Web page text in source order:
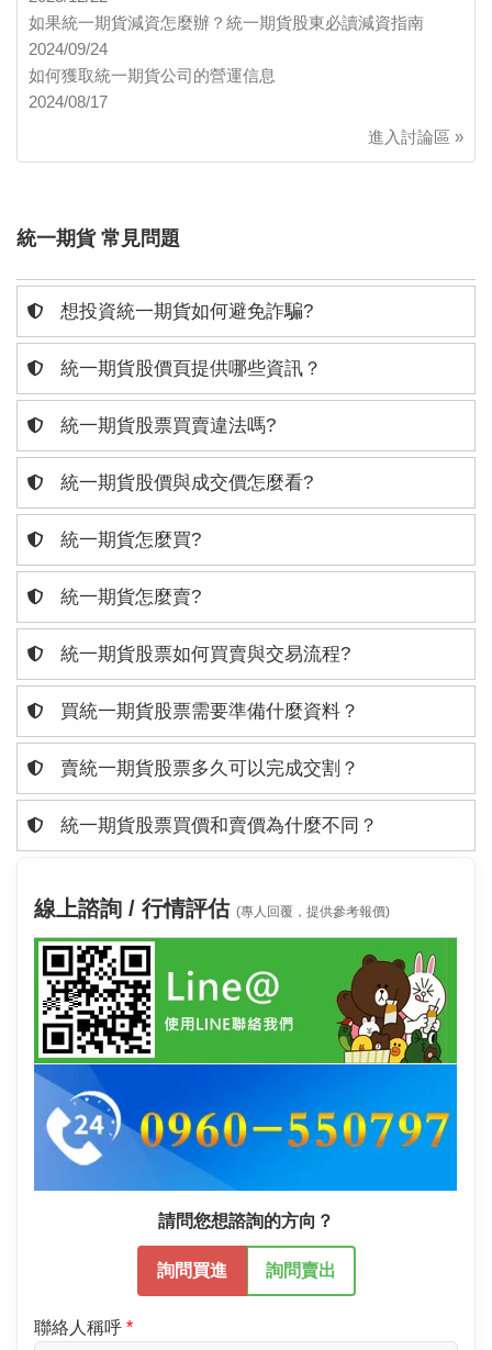
如果統一期貨減資怎麼辦？統一期貨股東必讀減資指南
2024/09/24
如何獲取統一期貨公司的營運信息
2024/08/17
進入討論區 »
統一期貨 常見問題
想投資統一期貨如何避免詐騙?
統一期貨股價頁提供哪些資訊？
統一期貨股票買賣違法嗎?
統一期貨股價與成交價怎麼看?
統一期貨怎麼買?
統一期貨怎麼賣?
統一期貨股票如何買賣與交易流程?
買統一期貨股票需要準備什麼資料？
賣統一期貨股票多久可以完成交割？
統一期貨股票買價和賣價為什麼不同？
線上諮詢 / 行情評估 (專人回覆，提供參考報價)
請問您想諮詢的方向？
詢問買進 詢問賣出
聯絡人稱呼